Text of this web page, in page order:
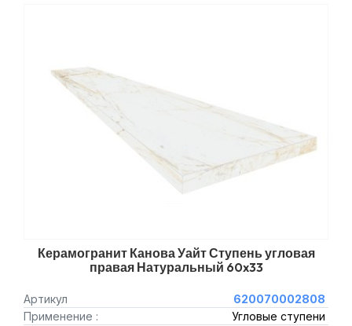
Керамогранит Канова Уайт Ступень угловая
правая Натуральный 60x33
Артикул
620070002808
Применение :
Угловые ступени